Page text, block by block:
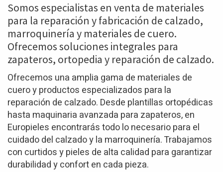
Somos especialistas en venta de materiales
para la reparación y fabricación de calzado,
marroquinería y materiales de cuero.
Ofrecemos soluciones integrales para
zapateros, ortopedia y reparación de calzado.
Ofrecemos una amplia gama de materiales de
cuero y productos especializados para la
reparación de calzado. Desde plantillas ortopédicas
hasta maquinaria avanzada para zapateros, en
Europieles encontrarás todo lo necesario para el
cuidado del calzado y la marroquinería. Trabajamos
con curtidos y pieles de alta calidad para garantizar
durabilidad y confort en cada pieza.